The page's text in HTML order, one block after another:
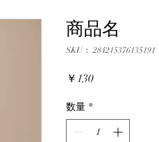
商品名
SKU： 284215376135191
￥130価
数量 *